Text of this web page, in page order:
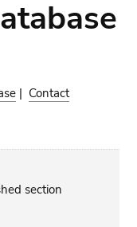
| Contact
section